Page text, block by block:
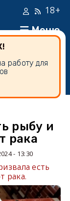
Меню
18+
работу для
рыбу и
рака
- 13:30
есть
рака.